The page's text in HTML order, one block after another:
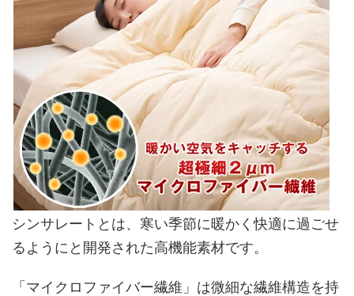
シンサレート とは、寒い季節に暖かく快適に過ごせ
るようにと開発された高機能素材です。
「マイクロファイバー繊維」は微細な繊維構造を持